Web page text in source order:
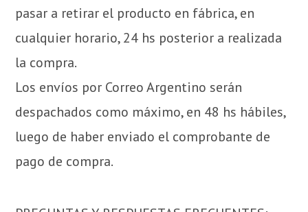
pasar a retirar el producto en fábrica, en
cualquier horario, 24 hs posterior a realizada
la compra.
Los envíos por Correo Argentino serán
despachados como máximo, en 48 hs hábiles,
luego de haber enviado el comprobante de
pago de compra.